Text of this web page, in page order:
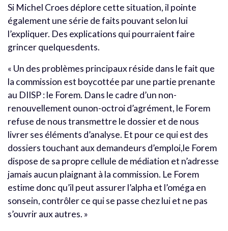
Si Michel Croes déplore cette situation, il pointe
également une série de faits pouvant selon lui
l’expliquer. Des explications qui pourraient faire
grincer quelquesdents.
« Un des problèmes principaux réside dans le fait que
la commission est boycottée par une partie prenante
au DIISP : le Forem. Dans le cadre d’un non-
renouvellement ounon-octroi d’agrément, le Forem
refuse de nous transmettre le dossier et de nous
livrer ses éléments d’analyse. Et pour ce qui est des
dossiers touchant aux demandeurs d’emploi,le Forem
dispose de sa propre cellule de médiation et n’adresse
jamais aucun plaignant à la commission. Le Forem
estime donc qu’il peut assurer l’alpha et l’oméga en
sonsein, contrôler ce qui se passe chez lui et ne pas
s’ouvrir aux autres. »